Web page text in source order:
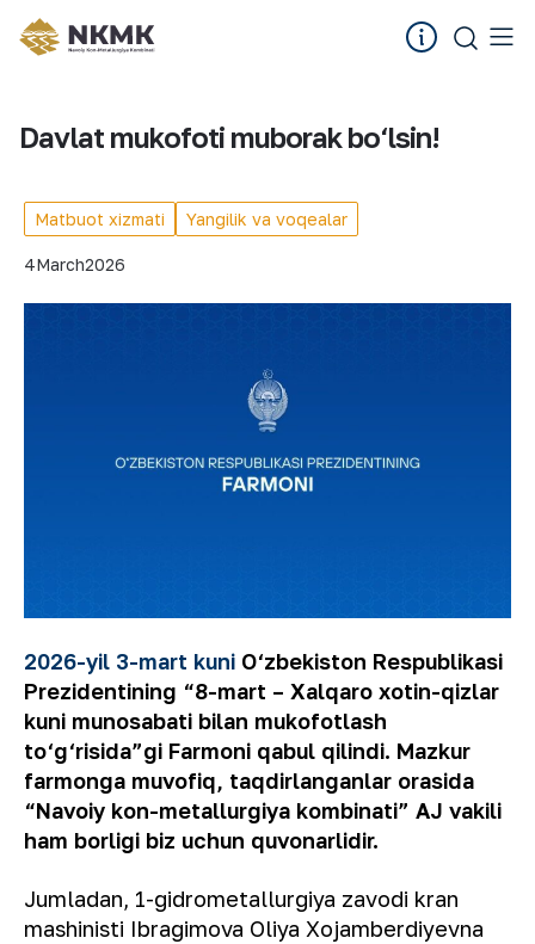
Davlat mukofoti muborak bo‘lsin!
Matbuot xizmati Yangilik va voqealar
4March2026
2026-yil 3-mart kuni O‘zbekiston Respublikasi
Prezidentining “8-mart – Xalqaro xotin-qizlar
kuni munosabati bilan mukofotlash
to‘g‘risida”gi Farmoni qabul qilindi. Mazkur
farmonga muvofiq, taqdirlanganlar orasida
“Navoiy kon-metallurgiya kombinati” AJ vakili
ham borligi biz uchun quvonarlidir.
Jumladan, 1-gidrometallurgiya zavodi kran
mashinisti Ibragimova Oliya Xojamberdiyevna